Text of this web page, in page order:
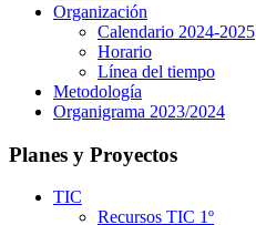
Organización
Calendario 2024-2025
Horario
Línea del tiempo
Metodología
Organigrama 2023/2024
Planes y Proyectos
TIC
Recursos TIC 1º